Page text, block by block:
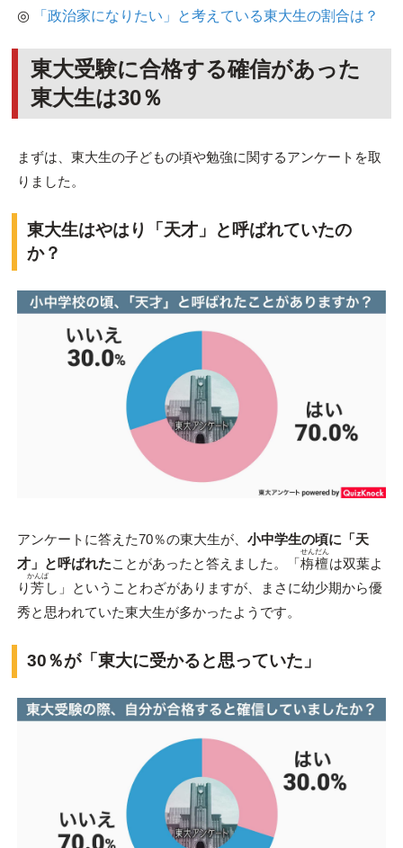
◎
「政治家になりたい」と考えている東大生の割合は？
東大受験に合格する確信があった
東大生は30％
まずは、東大生の子どもの頃や勉強に関するアンケートを取
りました。
東大生はやはり「天才」と呼ばれていたの
か？
アンケートに答えた70％の東大生が、 小中学生の頃に「天
才」と呼ばれたことがあったと答えました。「栴檀
せんだん
は双葉よ
り芳
かんば
し」ということわざがありますが、まさに幼少期から優
秀と思われていた東大生が多かったようです。
30％が「東大に受かると思っていた」